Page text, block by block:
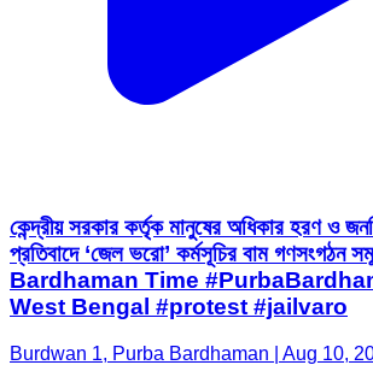
কেন্দ্রীয় সরকার কর্তৃক মানুষের অধিকার হরণ ও
প্রতিবাদে ‘জেল ভরো’ কর্মসূচির বাম গণসংগঠন
Bardhaman Time
West Bengal #protest #jailvaro
Burdwan 1, Purba Bardhaman | Aug 10,